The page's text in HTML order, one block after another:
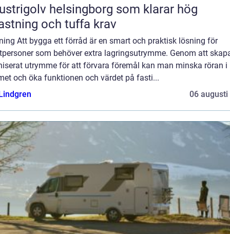
helsingborg som klarar hög
och tuffa krav
Att bygga ett förråd är en smart och praktisk lösning för
som behöver extra lagringsutrymme. Genom att
utrymme för att förvara föremål kan man minska röran i
och öka funktionen och värdet på fasti...
06 augusti